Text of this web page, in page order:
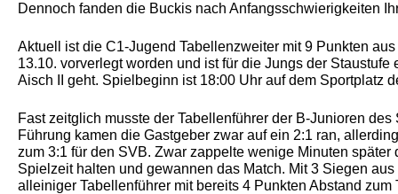
Dennoch fanden die Buckis nach Anfangsschwierigkeiten
Aktuell ist die C1-Jugend Tabellenzweiter mit 9 Punkten
13.10. vorverlegt worden und ist für die Jungs der
Aisch II geht. Spielbeginn ist 18:00 Uhr auf dem Sportplatz
Fast zeitglich musste der Tabellenführer der B-Junioren
Führung kamen die Gastgeber zwar auf ein 2:1 ran,
zum 3:1 für den SVB. Zwar zappelte wenige Minuten
Spielzeit halten und gewannen das Match. Mit 3 Siegen
alleiniger Tabellenführer mit bereits 4 Punkten Abstand zum